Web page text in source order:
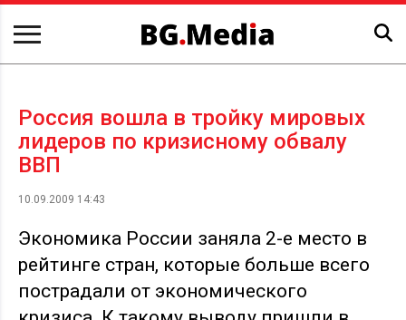
Россия вошла в тройку мировых
лидеров по кризисному обвалу
ВВП
10.09.2009 14:43
Экономика России заняла 2-е место в
рейтинге стран, которые больше всего
пострадали от экономического